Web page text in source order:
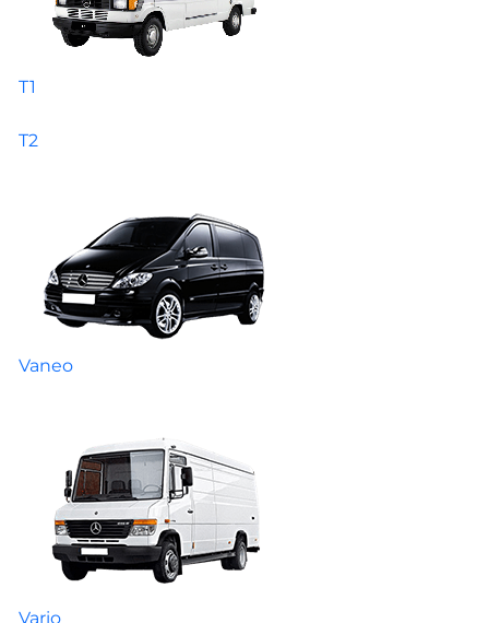
T1
T2
Vaneo
Vario